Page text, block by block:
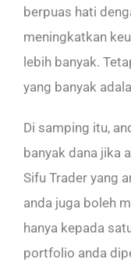
berpuas hati
meningkatkan
lebih banyak.
yang banyak
Di samping itu,
banyak dana jika
Sifu Trader yang
anda juga boleh
hanya kepada
portfolio anda